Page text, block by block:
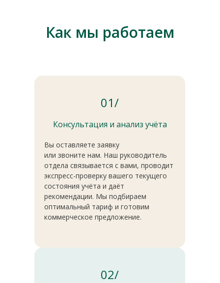
Как мы работаем
01/
Консультация и анализ учёта
Вы оставляете заявку
или звоните нам. Наш руководитель
отдела связывается с вами, проводит
экспресс-проверку вашего текущего
состояния учёта и даёт
рекомендации. Мы подбираем
оптимальный тариф и готовим
коммерческое предложение.
02/